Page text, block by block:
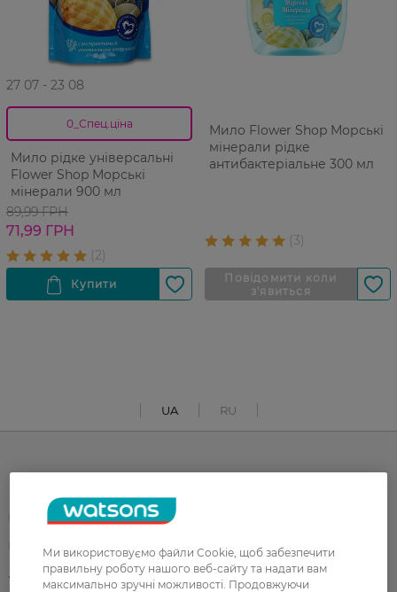
27 07 - 23 08
0_Спец.ціна
Мило рідке універсальні
Flower Shop Морські
мінерали 900 мл
89,99 ГРН
71,99 ГРН
Мило Flower Shop Морські
мінерали рідке
антибактеріальне 300 мл
UA RU
Корейска косметика
Парфуми Здоров'я
Акції Макіяж
Ми використовуємо файли Cookie, щоб забезпечити
правильну роботу нашого веб-сайту та надати вам
максимально зручні можливості. Продовжуючи